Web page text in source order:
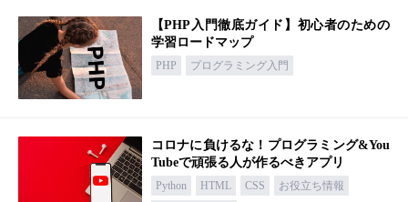
【PHP入門徹底ガイド】初心者のための
学習ロードマップ
PHP プログラミング入門
コロナに負けるな！プログラミング&You
Tubeで頑張る人が作るべきアプリ
Python HTML CSS
お役立ち情報